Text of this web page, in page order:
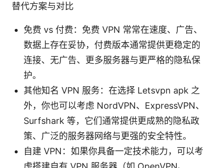
替代方案与对比
免费 vs 付费：免费 VPN 常常在速度、广告、
数据上存在妥协，付费版本通常提供更稳定的
连接、无广告、更多服务器与更严格的隐私保
护。
其他知名 VPN 服务：在选择 Letsvpn apk 之
外，你也可以考虑 NordVPN、ExpressVPN、
Surfshark 等，它们通常提供更成熟的隐私政
策、广泛的服务器网络与更强的安全特性。
自建 VPN：如果你具备一定技术能力，可以考